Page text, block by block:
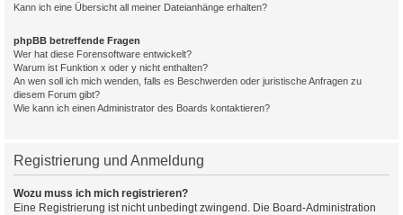
Kann ich eine Übersicht all meiner Dateianhänge erhalten?
phpBB betreffende Fragen
Wer hat diese Forensoftware entwickelt?
Warum ist Funktion x oder y nicht enthalten?
An wen soll ich mich wenden, falls es Beschwerden oder juristische Anfragen zu
diesem Forum gibt?
Wie kann ich einen Administrator des Boards kontaktieren?
Registrierung und Anmeldung
Wozu muss ich mich registrieren?
Eine Registrierung ist nicht unbedingt zwingend. Die Board-Administration